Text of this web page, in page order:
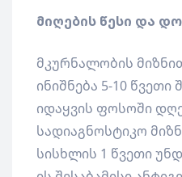
მიღების წესი და
მკურნალობის
ინიშნება 5-10 წვეთი
იდაყვის ფოსოში
სადიაგნოსტიკო
სისხლის 1 წვეთი